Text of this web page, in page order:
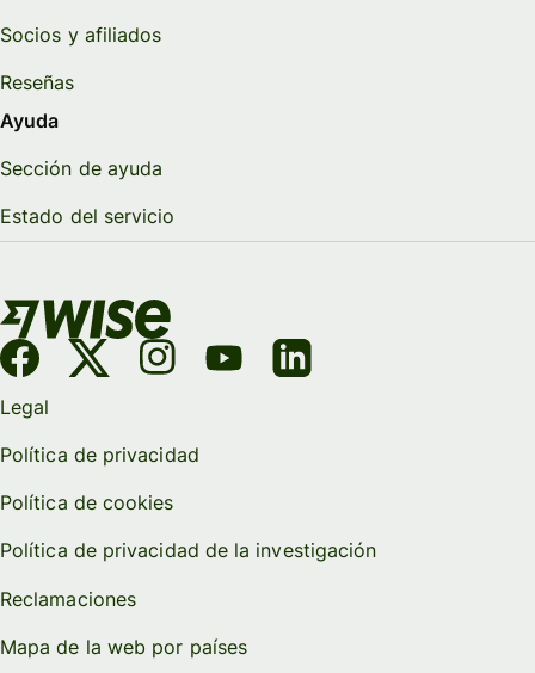
Socios y afiliados
Reseñas
Ayuda
Sección de ayuda
Estado del servicio
Legal
Política de privacidad
Política de cookies
Política de privacidad de la investigación
Reclamaciones
Mapa de la web por países